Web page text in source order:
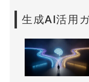
生成AI活用